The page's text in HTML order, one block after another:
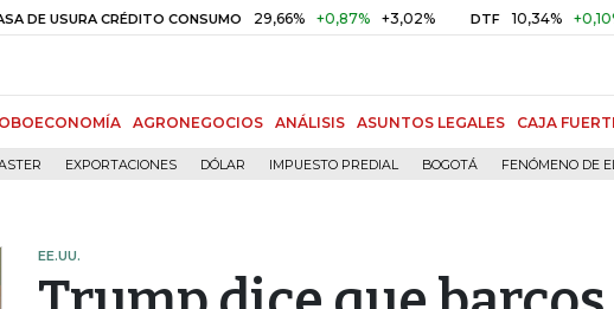
CRÉDITO CONSUMO 29,66% +0,87% +3,02% DTF 10,34% +0,10%
AGRONEGOCIOS ANÁLISIS ASUNTOS LEGALES CAJA
EXPORTACIONES DÓLAR IMPUESTO PREDIAL BOGOTÁ FENÓMENO DE
EE.UU.